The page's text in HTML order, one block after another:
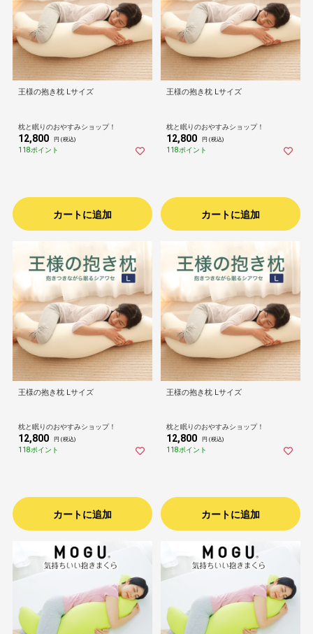
王様の抱き枕 Lサイズ
枕と眠りのおやすみショップ！
12,800 円 (税込)
118ポイント
カートに追加
王様の抱き枕 Lサイズ
枕と眠りのおやすみショップ！
12,800 円 (税込)
118ポイント
カートに追加
王様の抱き枕 Lサイズ
枕と眠りのおやすみショップ！
12,800 円 (税込)
118ポイント
カートに追加
王様の抱き枕 Lサイズ
枕と眠りのおやすみショップ！
12,800 円 (税込)
118ポイント
カートに追加